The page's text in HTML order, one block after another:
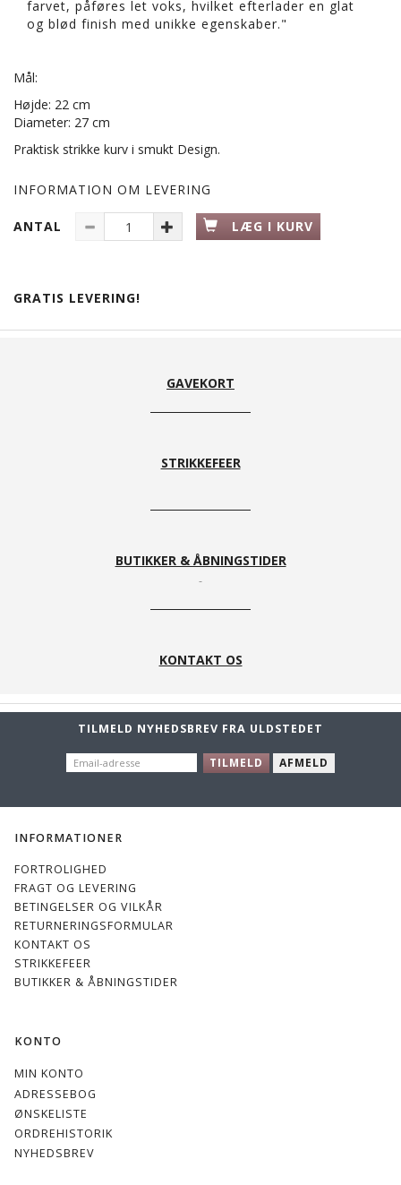
farvet, påføres let voks, hvilket efterlader en glat
og blød finish med unikke egenskaber."
Mål:
Højde: 22 cm
Diameter: 27 cm
Praktisk strikke kurv i smukt Design.
INFORMATION OM LEVERING
ANTAL LÆG I KURV
GRATIS LEVERING!
GAVEKORT
STRIKKEFEER
BUTIKKER & ÅBNINGSTIDER
KONTAKT OS
TILMELD NYHEDSBREV FRA ULDSTEDET
EMAIL-
ADRESSE
TILMELD AFMELD
INFORMATIONER
FORTROLIGHED
FRAGT OG LEVERING
BETINGELSER OG VILKÅR
RETURNERINGSFORMULAR
KONTAKT OS
STRIKKEFEER
BUTIKKER & ÅBNINGSTIDER
KONTO
MIN KONTO
ADRESSEBOG
ØNSKELISTE
ORDREHISTORIK
NYHEDSBREV